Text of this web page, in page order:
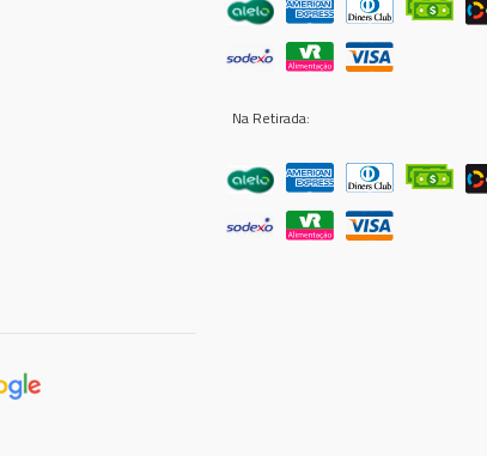
Na Retirada: